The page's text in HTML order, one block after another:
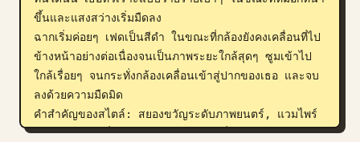
ขึ้นและแสงสว่างเริ่มมืดลง
ฉากเริ่มค่อยๆ เฟดเป็นสีดำ ในขณะที่กล้องยังคงเคลื่อนที่ไป
ข้างหน้าอย่างต่อเนื่องจนเป็นภาพระยะใกล้สุดๆ ซูมเข้าไป
ใกล้เรื่อยๆ จนกระทั่งกล้องเคลื่อนเข้าสู่ปากของเธอ และจบ
ลงด้วยความมืดมิด
คำสำคัญของสไตล์: สยองขวัญระดับภาพยนตร์, แวมไพร์
โกธิค, การเคลื่อนกล้องแบบช้า, แสงที่ดูมีมิติ, ระทึก